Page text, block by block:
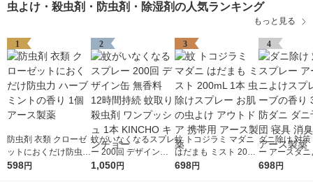
虫よけ・殺虫剤・防虫剤・除湿剤の人気ランキング
もっと見る
1
防虫剤 衣類 クローゼ
ットにおくだけ防虫力
ハーブミントの香り 1
598円
2
蚊がいなくなるスプレ
ー 200回 デザイン缶
無香料 12時間持続 蚊
1,050円
3
蚊 トコジラミ マダニ
はだまも ミスト 200
mL 1本 虫除けスプレ
698円
4
ダニ除け 対
ー アースダ
プレー ハーブ
698円